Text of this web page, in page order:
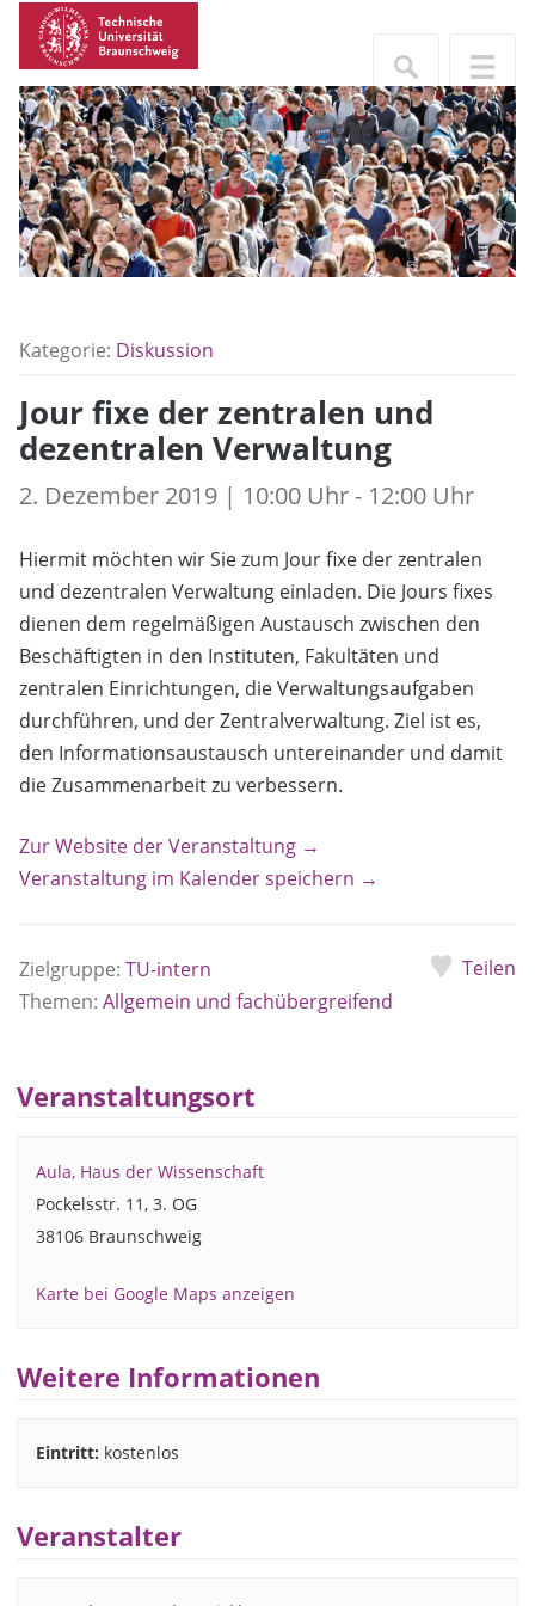
Kategorie: Diskussion
Jour fixe der zentralen und
dezentralen Verwaltung
2. Dezember 2019 | 10:00 Uhr - 12:00 Uhr
Hiermit möchten wir Sie zum Jour fixe der zentralen
und dezentralen Verwaltung einladen. Die Jours fixes
dienen dem regelmäßigen Austausch zwischen den
Beschäftigten in den Instituten, Fakultäten und
zentralen Einrichtungen, die Verwaltungsaufgaben
durchführen, und der Zentralverwaltung. Ziel ist es,
den Informationsaustausch untereinander und damit
die Zusammenarbeit zu verbessern.
Zur Website der Veranstaltung →
Veranstaltung im Kalender speichern →
Zielgruppe: TU-intern
Themen: Allgemein und fachübergreifend
Teilen
Veranstaltungsort
Aula, Haus der Wissenschaft
Pockelsstr. 11, 3. OG
38106 Braunschweig
Karte bei Google Maps anzeigen
Weitere Informationen
Eintritt: kostenlos
Veranstalter